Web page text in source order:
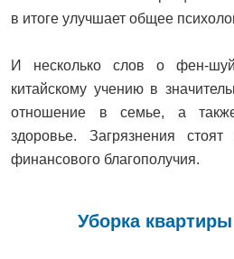
в итоге улучшает общее
И несколько слов о фен-
китайскому учению в
отношение в семье, а
здоровье. Загрязнения
финансового благополучия.
Уборка